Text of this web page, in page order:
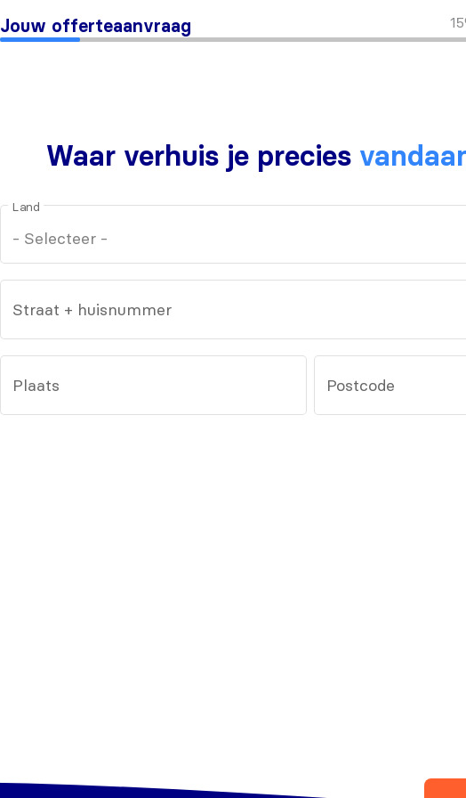
Jouw offerteaanvraag
Waar verhuis je precies
Land
Straat + huisnummer
Plaats Postcode